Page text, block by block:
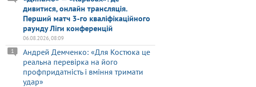
дивитися, онлайн трансляція.
Перший матч 3-го кваліфікаційного
раунду Ліги конференцій
06.08.2026, 08:09
Андрей Демченко: «Для Костюка це
реальна перевірка на його
профпридатність і вміння тримати
удар»
1